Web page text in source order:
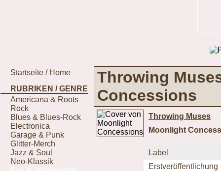
Startseite / Home
RUBRIKEN / GENRE
Americana & Roots
Rock
Blues & Blues-Rock
Electronica
Garage & Punk
Glitter-Merch
Jazz & Soul
Neo-Klassik
Throwing
Concessions
Throwing Muses
Moonlight
Label
Erstveröffentlichung